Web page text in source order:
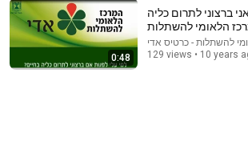
ההחלטה – מתאמות השתלה ורופאים על
0:48
ברצוני לתרום כליה
הלאומי להשתלות
להשתלות - כרטיס אדי
129 views • 10 years